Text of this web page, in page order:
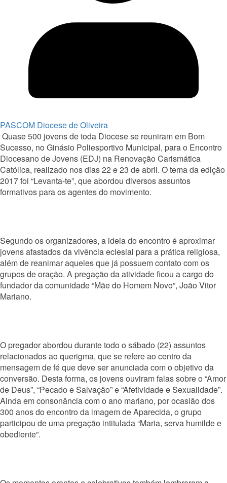
PASCOM Diocese de Oliveira
Quase 500 jovens de toda Diocese se reuniram em Bom
Sucesso, no Ginásio Poliesportivo Municipal, para o Encontro
Diocesano de Jovens (EDJ) na Renovação Carismática
Católica, realizado nos dias 22 e 23 de abril. O tema da edição
2017 foi “Levanta-te”, que abordou diversos assuntos
formativos para os agentes do movimento.
Segundo os organizadores, a ideia do encontro é aproximar
jovens afastados da vivência eclesial para a prática religiosa,
além de reanimar aqueles que já possuem contato com os
grupos de oração. A pregação da atividade ficou a cargo do
fundador da comunidade “Mãe do Homem Novo”, João Vitor
Mariano.
O pregador abordou durante todo o sábado (22) assuntos
relacionados ao querigma, que se refere ao centro da
mensagem de fé que deve ser anunciada com o objetivo da
conversão. Desta forma, os jovens ouviram falas sobre o “Amor
de Deus”, “Pecado e Salvação” e “Afetividade e Sexualidade”.
Ainda em consonância com o ano mariano, por ocasião dos
300 anos do encontro da imagem de Aparecida, o grupo
participou de uma pregação intitulada “Maria, serva humilde e
obediente”.